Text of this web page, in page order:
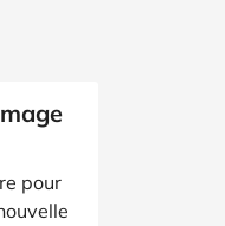
pour